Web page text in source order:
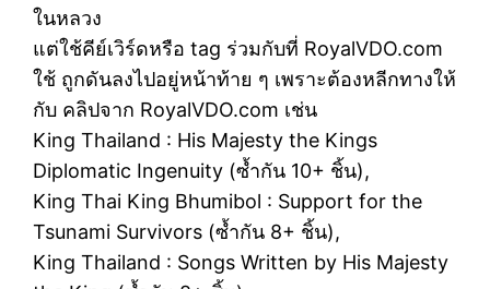
ในหลวง
แต่ใช้คีย์เวิร์ดหรือ tag ร่วมกับที่ RoyalVDO.com
ใช้ ถูกดันลงไปอยู่หน้าท้าย ๆ เพราะต้องหลีกทางให้
กับ คลิปจาก RoyalVDO.com เช่น
King Thailand : His Majesty the Kings
Diplomatic Ingenuity (ซ้ำกัน 10+ ชิ้น),
King Thai King Bhumibol : Support for the
Tsunami Survivors (ซ้ำกัน 8+ ชิ้น),
King Thailand : Songs Written by His Majesty